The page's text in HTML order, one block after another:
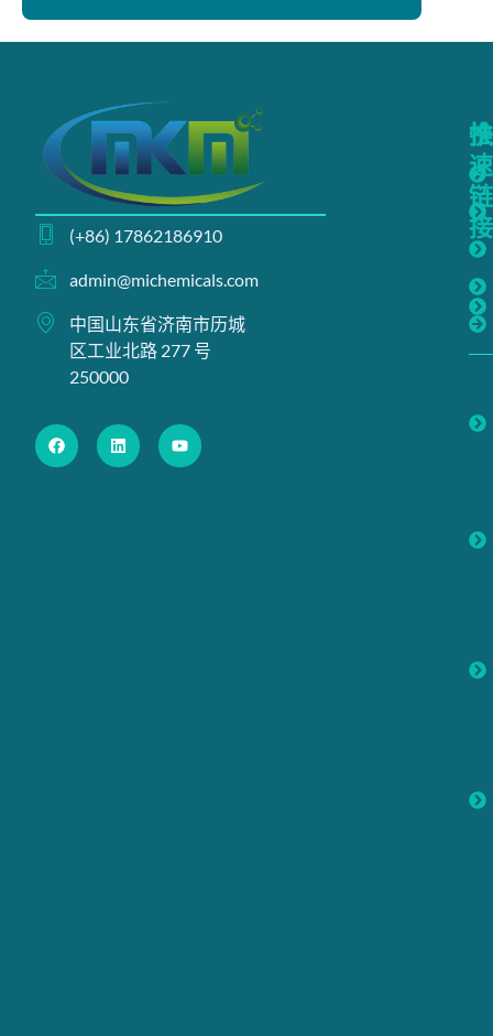
(+86) 17862186910
admin@michemicals.com
中国山东省济南市历城
区工业北路 277 号
250000
快
速
链
接